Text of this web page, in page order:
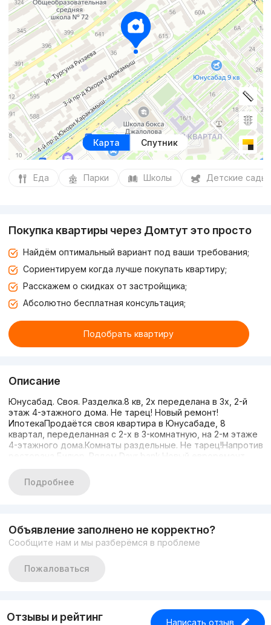
Карта Спутник
Еда Парки Школы Детские сады
Покупка квартиры через Домтут это просто
Найдём оптимальный вариант под ваши требования;
Сориентируем когда лучше покупать квартиру;
Расскажем о скидках от застройщика;
Абсолютно бесплатная консультация;
Подобрать квартиру
Описание
Юнусабад. Своя. Разделка.8 кв, 2х переделана в 3х, 2-й
этаж 4-этажного дома. Не тарец! Новый ремонт!
ИпотекаПродаётся своя квартира в Юнусабаде, 8
квартал, переделанная с 2-х в 3-комнатную, на 2-м этаже
4-этажного дома.Комнаты раздельные. Не тарец!Напротив
ресторана Билюр. Рядом Davr bank.Новый евроремонт.
Ипотека до 800.000.000 сум.
Подробнее
Объявление заполнено не корректно?
Сообщите нам и мы разберёмся в проблеме
Пожаловаться
Отзывы и рейтинг Написать отзыв